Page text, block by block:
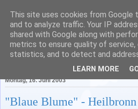
Literatur in
Württemberg
Montag, 16. Juni 2003
"Blaue Blume" - Heilbronn
This site uses cookies from Google
and to analyze traffic. Your IP
shared with Google along with
metrics to ensure quality of service,
statistics, and to detect and
LEARN MORE